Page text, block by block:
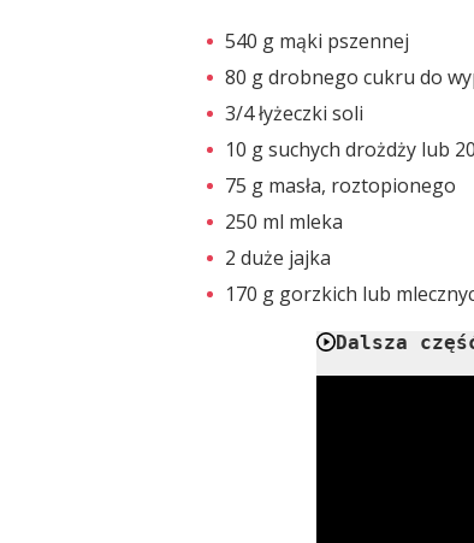
540 g mąki pszennej
80 g drobnego cukru do
3/4 łyżeczki soli
10 g suchych drożdży lub
75 g masła, roztopionego
250 ml mleka
2 duże jajka
170 g gorzkich lub
Dalsza